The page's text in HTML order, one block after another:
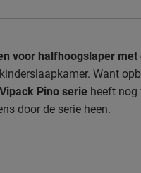
voor halfhoogslaper met
Want
Vipack Pino serie heeft nog
door de serie heen.